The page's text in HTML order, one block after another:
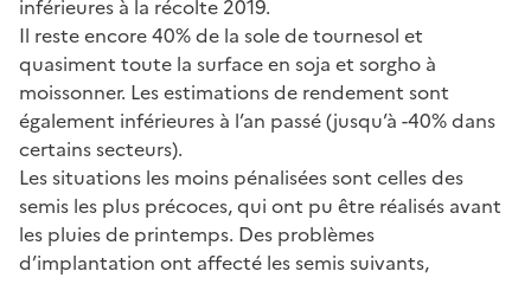
inférieures à la récolte 2019.
Il reste encore 40% de la sole de tournesol et
quasiment toute la surface en soja et sorgho à
moissonner. Les estimations de rendement sont
également inférieures à l’an passé (jusqu’à -40% dans
certains secteurs).
Les situations les moins pénalisées sont celles des
semis les plus précoces, qui ont pu être réalisés avant
les pluies de printemps. Des problèmes
d’implantation ont affecté les semis suivants,